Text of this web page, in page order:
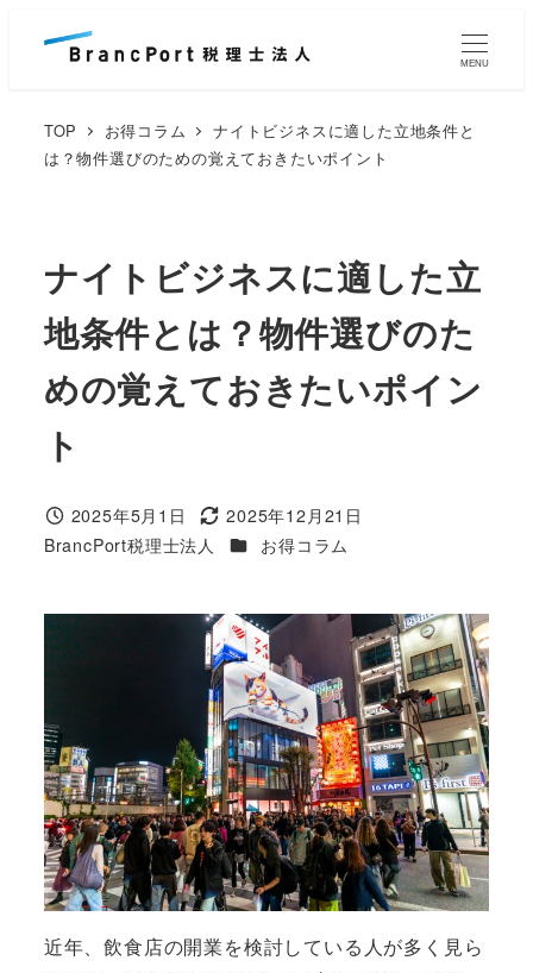
MENU
TOP お得コラム
ナイトビジネスに適した立地条件と
は？物件選びのための覚えておきたいポイント
ナイトビジネスに適した立
地条件とは？物件選びのた
めの覚えておきたいポイン
ト
投稿日
2025年5月1日
更新日
2025年12月21日
著
BrancPort税理士法人 カテゴリー
お得コラム
近年、飲食店の開業を検討している人が多く見ら